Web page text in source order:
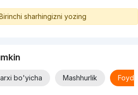
sharhingizni yozing
bo'yicha Mashhurlik